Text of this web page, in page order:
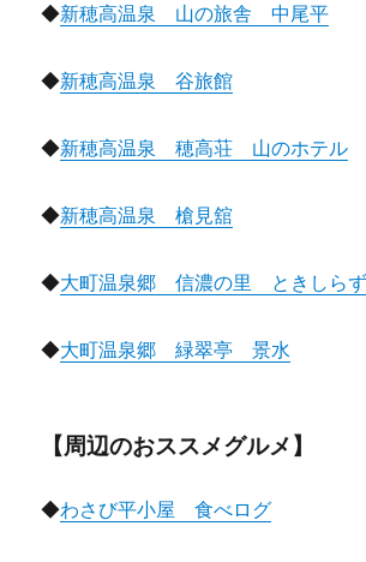
◆新穂高温泉 山の旅舎 中尾平
◆新穂高温泉 谷旅館
◆新穂高温泉 穂高荘 山のホテル
◆新穂高温泉 槍見舘
◆大町温泉郷 信濃の里 ときしら
◆大町温泉郷 緑翠亭 景水
【周辺のおススメグルメ】
◆わさび平小屋 食べログ